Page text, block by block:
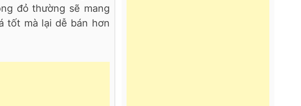
đỏ thường sẽ mang
tốt mà lại dễ bán hơn